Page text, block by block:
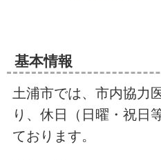
基本情報
土浦市では、市内協力
り、休日（日曜・祝日
ております。